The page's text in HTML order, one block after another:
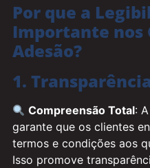
Por que a
Importante nos
Adesão?
1.
Compreensão Total:
garante que os clientes
termos e condições aos
Isso promove